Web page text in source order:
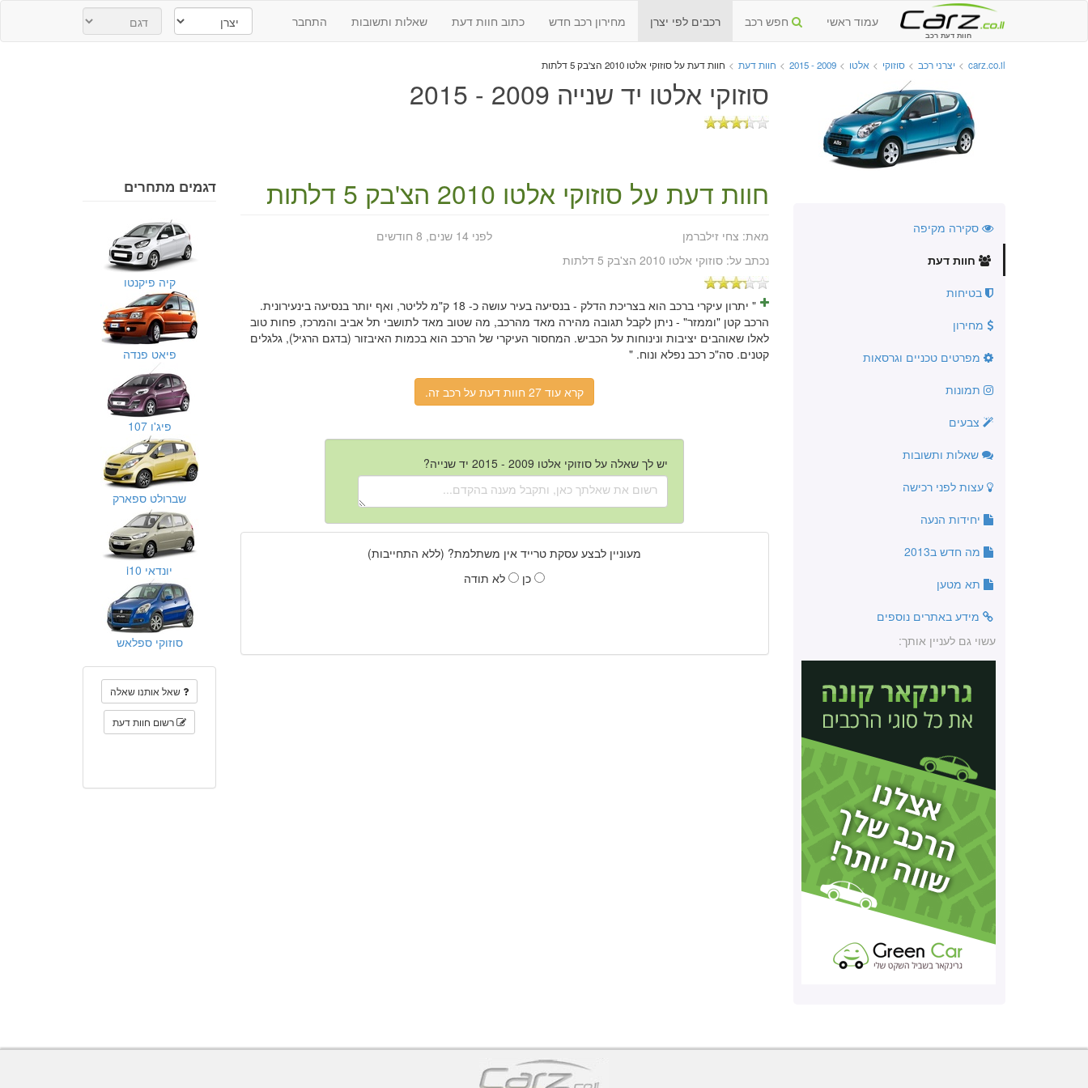
חוות דעת רכב
עמוד ראשי חפש רכב רכבים לפי יצרן מחירון רכב חדש כתוב חוות דעת שאלות ותשובות התחבר
carz.co.il
> יצרני רכב > סוזוקי > אלטו >
2009 - 2015
> חוות דעת > חוות דעת על סוזוקי אלטו 2010 הצ'בק 5 דלתות
סוזוקי אלטו יד שנייה 2009 - 2015
סקירה מקיפה
חוות דעת
בטיחות
מחירון
מפרטים טכניים וגרסאות
תמונות
צבעים
שאלות ותשובות
עצות לפני רכישה
יחידות הנעה
מה חדש ב2013
תא מטען
מידע באתרים נוספים
עשוי גם לעניין אותך:
חוות דעת על סוזוקי אלטו 2010 הצ'בק 5 דלתות
מאת: צחי זילברמן
לפני 14 שנים, 8 חודשים
נכתב על:סוזוקי אלטו 2010 הצ'בק 5 דלתות
" יתרון עיקרי ברכב הוא בצריכת הדלק - בנסיעה בעיר עושה כ- 18 ק"מ לליטר, ואף יותר בנסיעה בינעירונית.
הרכב קטן "וממזר" - ניתן לקבל תגובה מהירה מאד מהרכב, מה שטוב מאד לתושבי תל אביב והמרכז, פחות טוב
לאלו שאוהבים יציבות ונינוחות על הכביש. המחסור העיקרי של הרכב הוא בכמות האיבזור (בדגם הרגיל), גלגלים
קטנים. סה"כ רכב נפלא ונוח. "
קרא עוד 27 חוות דעת על רכב זה.
יש לך שאלה על סוזוקי אלטו 2009 - 2015 יד שנייה?
מעוניין לבצע עסקת טרייד אין משתלמת? (ללא התחייבות)
כן
לא תודה
דגמים מתחרים
קיה פיקנטו
פיאט פנדה
פיג'ו 107
שברולט ספארק
יונדאי i10
סוזוקי ספלאש
שאל אותנו שאלה
רשום חוות דעת